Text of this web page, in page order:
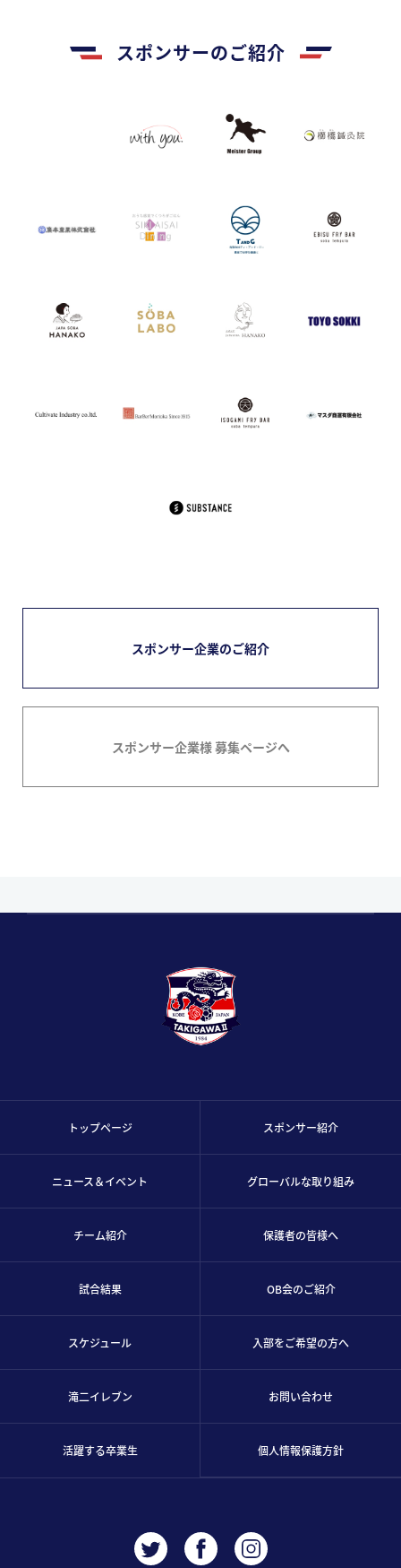
スポンサーのご紹介
スポンサー企業のご紹介
スポンサー企業様 募集ページへ
トップページ
ニュース＆イベント
チーム紹介
試合結果
スケジュール
滝二イレブン
活躍する卒業生
スポンサー紹介
グローバルな取り組み
保護者の皆様へ
OB会のご紹介
入部をご希望の方へ
お問い合わせ
個人情報保護方針